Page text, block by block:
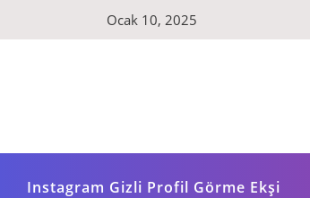
Ocak 10, 2025
Instagram Gizli Profil Görme Ekşi